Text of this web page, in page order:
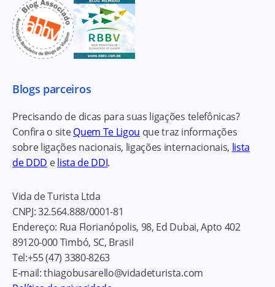
Blogs parceiros
Precisando de dicas para suas ligações telefônicas?
Confira o siteQuem Te Ligou que traz informações
sobre ligações nacionais, ligações internacionais, lista
de DDD elista de DDI.
Vida de Turista Ltda
CNPJ:32.564.888/0001-81
Endereço: Rua Florianópolis, 98, Ed Dubai, Apto 402
89120-000Timbó, SC, Brasil
Tel:+55 (47) 3380-8263
E-mail:thiagobusarello@vidadeturista.com